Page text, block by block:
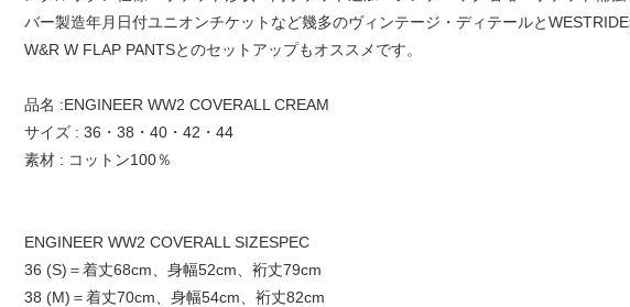
バー製造年月日付ユニオンチケットなど幾多のヴィンテージ・ディテールと
W&R W FLAP PANTSとのセットアップもオススメです。
品名 :ENGINEER WW2 COVERALL CREAM
サイズ : 36・38・40・42・44
素材 : コットン100％
ENGINEER WW2 COVERALL SIZESPEC
36 (S)＝着丈68cm、身幅52cm、裄丈79cm
38 (M)＝着丈70cm、身幅54cm、裄丈82cm